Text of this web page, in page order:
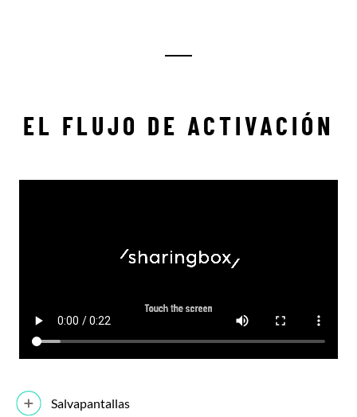
EL FLUJO DE ACTIVACIÓN
Salvapantallas